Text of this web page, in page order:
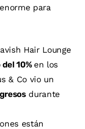
para
Hair Lounge
10% en los
& Co vio un
durante
están